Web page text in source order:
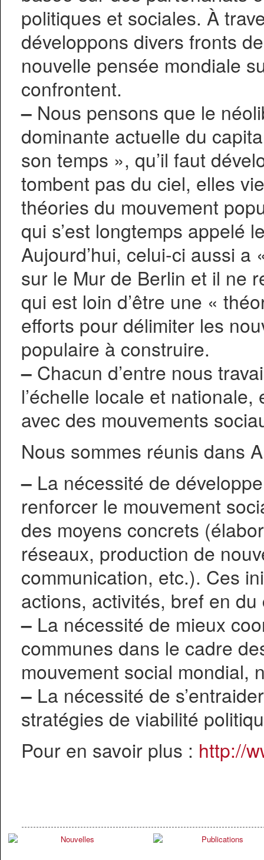
politiques et sociales. À
développons divers fronts
nouvelle pensée mondiale
confrontent.
– Nous pensons que le
dominante actuelle du
son temps », qu’il faut
tombent pas du ciel, elles
théories du mouvement
qui s’est longtemps appelé
Aujourd’hui, celui-ci aussi a
sur le Mur de Berlin et il ne
qui est loin d’être une «
efforts pour délimiter les
populaire à construire.
– Chacun d’entre nous
l’échelle locale et
avec des mouvements
Nous sommes réunis dans
– La nécessité de
renforcer le mouvement
des moyens concrets
réseaux, production de
communication, etc.). Ces
actions, activités, bref en du
– La nécessité de mieux
communes dans le cadre
mouvement social mondial,
– La nécessité de
stratégies de viabilité
Pour en savoir plus : http://